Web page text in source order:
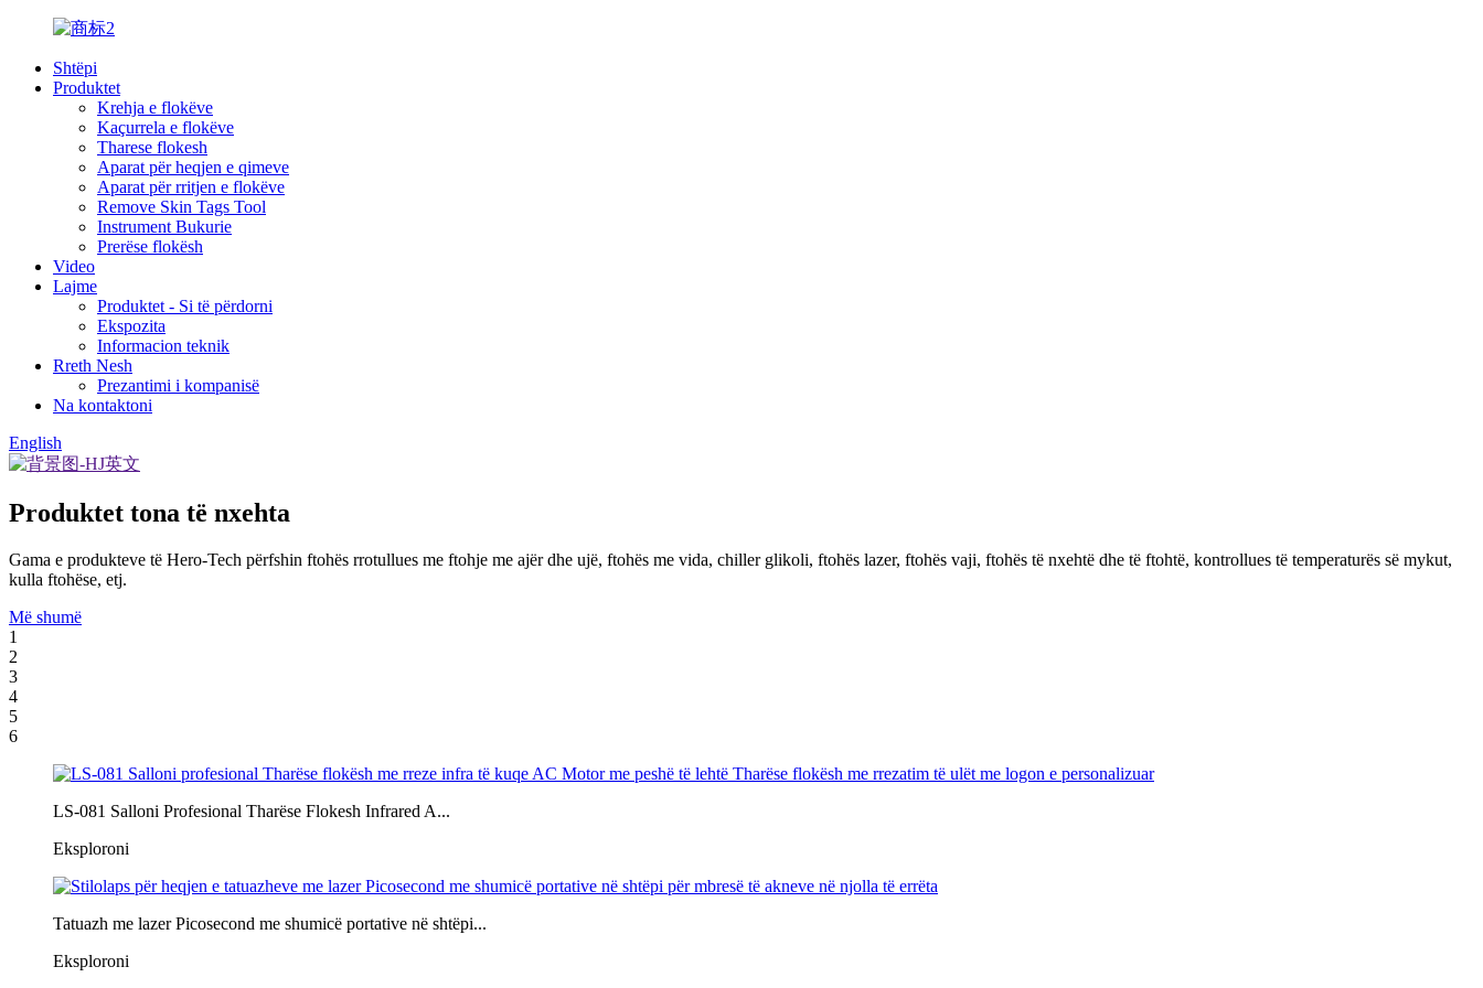
Shtëpi
Produktet
Krehja e flokëve
Kaçurrela e flokëve
Tharese flokesh
Aparat për heqjen e qimeve
Aparat për rritjen e flokëve
Remove Skin Tags Tool
Instrument Bukurie
Prerëse flokësh
Video
Lajme
Produktet - Si të përdorni
Ekspozita
Informacion teknik
Rreth Nesh
Prezantimi i kompanisë
Na kontaktoni
English
Produktet tona të nxehta
Gama e produkteve të Hero-Tech përfshin ftohës rrotullues me ftohje me ajër dhe ujë, ftohës me vida, chiller glikoli, ftohës lazer, ftohës vaji, ftohës të nxehtë dhe të ftohtë, kontrollues të temperaturës së mykut,
kulla ftohëse, etj.
Më shumë
1
2
3
4
5
6
LS-081 Salloni Profesional Tharëse Flokesh Infrared A...
Eksploroni
Tatuazh me lazer Picosecond me shumicë portative në shtëpi...
Eksploroni